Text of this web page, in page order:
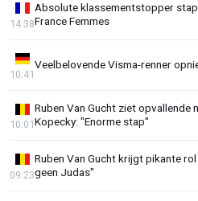
Absolute klassementstopper
France Femmes
14:38
Veelbelovende Visma-renner
10:41
Ruben Van Gucht ziet opvallende
Kopecky: "Enorme stap"
10:01
Ruben Van Gucht krijgt pikante
geen Judas"
09:23